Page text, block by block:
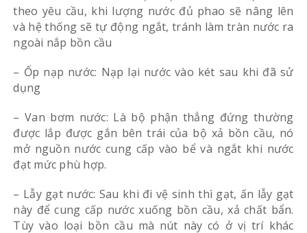
theo yêu cầu, khi lượng nước đủ phao sẽ nâng lên
và hệ thống sẽ tự động ngắt, tránh làm tràn nước ra
ngoài nắp bồn cầu
– Ốp nạp nước: Nạp lại nước vào két sau khi đã sử
dụng
– Van bơm nước: Là bộ phận thẳng đứng thường
được lắp được gắn bên trái của bộ xả bồn cầu, nó
mở nguồn nước cung cấp vào bể và ngắt khi nước
đạt mức phù hợp.
– Lẫy gạt nước: Sau khi đi vệ sinh thì gạt, ấn lẫy gạt
này để cung cấp nước xuống bồn cầu, xả chất bẩn.
Tùy vào loại bồn cầu mà nút này có ở vị trí khác